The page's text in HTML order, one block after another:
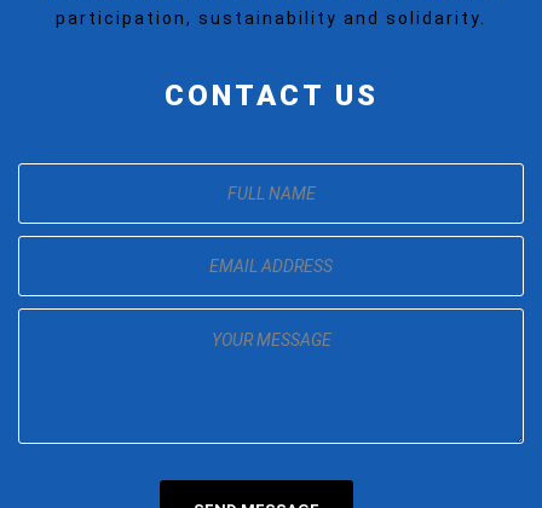
participation, sustainability and solidarity.
CONTACT US